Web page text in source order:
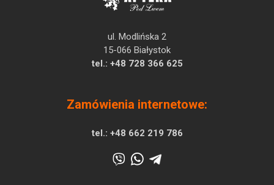
ul. Modlińska 2
15-066 Białystok
tel.: +48 728 366 625
Zamówienia internetowe:
tel.: +48 662 219 786